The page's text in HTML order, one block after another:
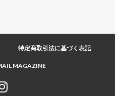
特定商取引法に基づく表記
MAGAZINE